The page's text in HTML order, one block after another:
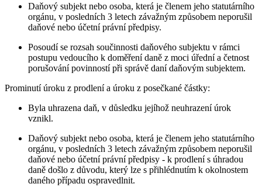
Daňový subjekt nebo osoba, která je členem jeho statutárního
orgánu, v posledních 3 letech závažným způsobem neporušil
daňové nebo účetní právní předpisy.
Posoudí se rozsah součinnosti daňového subjektu v rámci
postupu vedoucího k doměření daně z moci úřední a četnost
porušování povinností při správě daní daňovým subjektem.
Prominutí úroku z prodlení a úroku z posečkané částky:
Byla uhrazena daň, v důsledku jejíhož neuhrazení úrok
vznikl.
Daňový subjekt nebo osoba, která je členem jeho statutárního
orgánu, v posledních 3 letech závažným způsobem neporušil
daňové nebo účetní právní předpisy - k prodlení s úhradou
daně došlo z důvodu, který lze s přihlédnutím k okolnostem
daného případu ospravedlnit.